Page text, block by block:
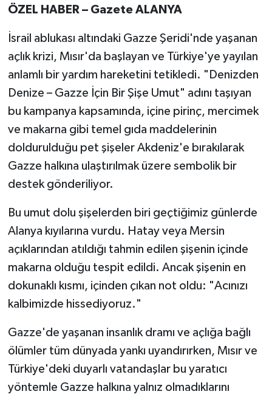
ÖZEL HABER – Gazete ALANYA
İsrail ablukası altındaki Gazze Şeridi'nde yaşanan
açlık krizi, Mısır'da başlayan ve Türkiye'ye yayılan
anlamlı bir yardım hareketini tetikledi. "Denizden
Denize – Gazze İçin Bir Şişe Umut" adını taşıyan
bu kampanya kapsamında, içine pirinç, mercimek
ve makarna gibi temel gıda maddelerinin
doldurulduğu pet şişeler Akdeniz'e bırakılarak
Gazze halkına ulaştırılmak üzere sembolik bir
destek gönderiliyor.
Bu umut dolu şişelerden biri geçtiğimiz günlerde
Alanya kıyılarına vurdu. Hatay veya Mersin
açıklarından atıldığı tahmin edilen şişenin içinde
makarna olduğu tespit edildi. Ancak şişenin en
dokunaklı kısmı, içinden çıkan not oldu: "Acınızı
kalbimizde hissediyoruz."
Gazze'de yaşanan insanlık dramı ve açlığa bağlı
ölümler tüm dünyada yankı uyandırırken, Mısır ve
Türkiye'deki duyarlı vatandaşlar bu yaratıcı
yöntemle Gazze halkına yalnız olmadıklarını